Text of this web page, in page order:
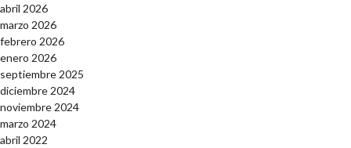
abril 2026
marzo 2026
febrero 2026
enero 2026
septiembre 2025
diciembre 2024
noviembre 2024
marzo 2024
abril 2022